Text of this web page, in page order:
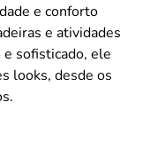
e conforto
e atividades
e sofisticado, ele
looks, desde os